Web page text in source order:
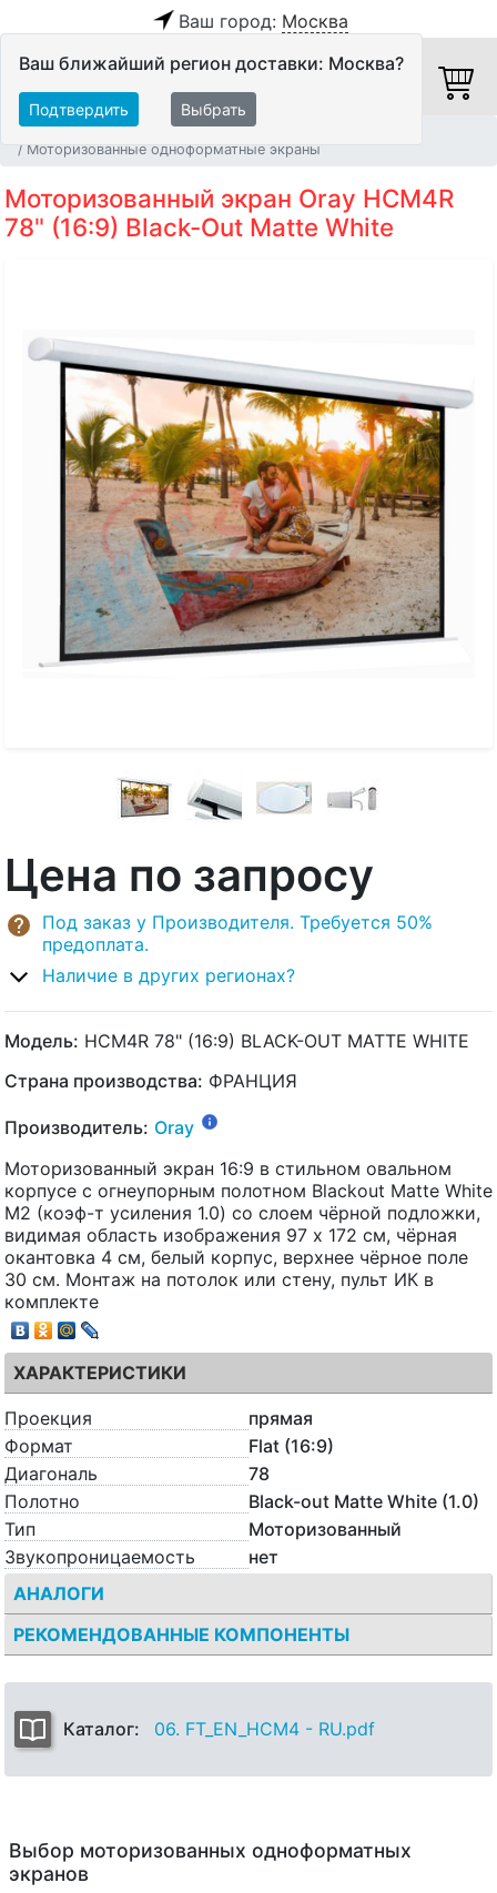
Ваш город: Москва
Ваш ближайший регион доставки: Москва?
Подтвердить Выбрать
Моторизованные одноформатные экраны
Моторизованный экран Oray HCM4R
78" (16:9) Black-Out Matte White
Цена по запросу
Под заказ у Производителя. Требуется 50%
предоплата.
Наличие в других регионах?
Модель: HCM4R 78" (16:9) BLACK-OUT MATTE WHITE
Страна производства: ФРАНЦИЯ
Производитель: Oray
Моторизованный экран 16:9 в стильном овальном
корпусе с огнеупорным полотном Blackout Matte White
M2 (коэф-т усиления 1.0) со слоем чёрной подложки,
видимая область изображения 97 x 172 см, чёрная
окантовка 4 см, белый корпус, верхнее чёрное поле
30 см. Монтаж на потолок или стену, пульт ИК в
комплекте
ХАРАКТЕРИСТИКИ
Проекция
прямая
Формат
Flat (16:9)
Диагональ
78
Полотно
Black-out Matte White (1.0)
Тип
Моторизованный
Звукопроницаемость
нет
АНАЛОГИ
РЕКОМЕНДОВАННЫЕ КОМПОНЕНТЫ
Каталог: 06. FT_EN_HCM4 - RU.pdf
Выбор моторизованных одноформатных
экранов